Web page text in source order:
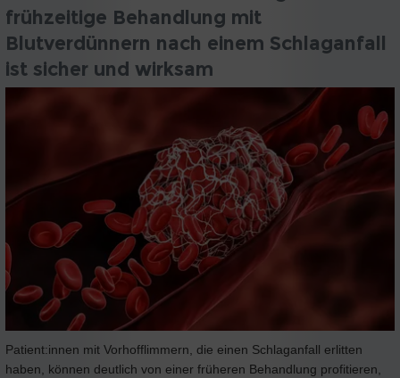
frühzeitige Behandlung mit
Blutverdünnern nach einem Schlaganfall
ist sicher und wirksam
Patient:innen mit Vorhofflimmern, die einen Schlaganfall erlitten
haben, können deutlich von einer früheren Behandlung profitieren,